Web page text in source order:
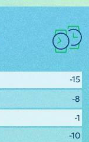
-15
-8
-1
-10